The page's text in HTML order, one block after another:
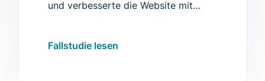
und verbesserte die Website mit
Fallstudie lesen